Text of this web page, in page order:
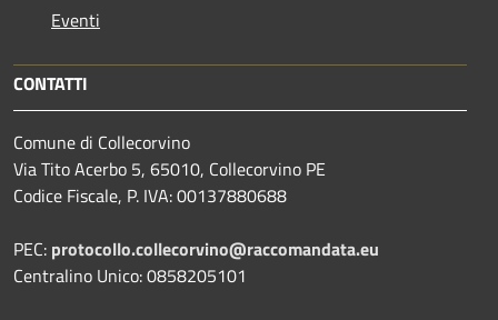
Eventi
CONTATTI
Comune di Collecorvino
Via Tito Acerbo 5, 65010, Collecorvino PE
Codice Fiscale, P. IVA: 00137880688
PEC: protocollo.collecorvino@raccomandata.eu
Centralino Unico: 0858205101